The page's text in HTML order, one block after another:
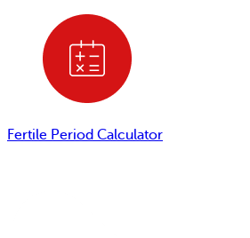
Fertile Period Calculator